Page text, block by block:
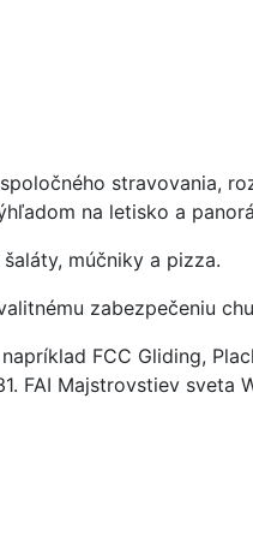
stravovania,
na letisko a
múčniky a pizza.
zabezpečeniu
FCC Gliding,
FAI Majstrovstiev sveta